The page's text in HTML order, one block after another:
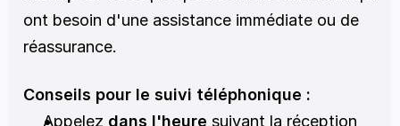
ont besoin d'une assistance immédiate ou de
réassurance.
Conseils pour le suivi téléphonique :
Appelez dans l'heure suivant la réception